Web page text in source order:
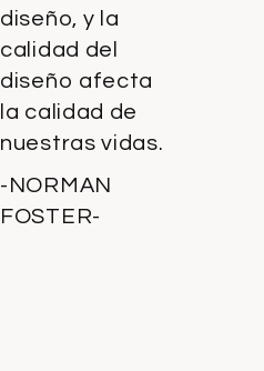
diseño, y la
calidad del
diseño afecta
la calidad de
nuestras vidas.
-NORMAN
FOSTER-